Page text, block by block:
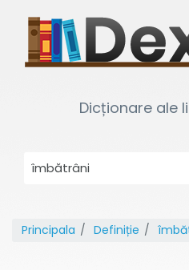
Dicționare ale
Principala Definiție